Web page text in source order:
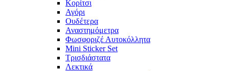
Κορίτσι
Αγόρι
Ουδέτερα
Αναστημόμετρα
Φωσφοριζέ Αυτοκόλλητα
Mini Sticker Set
Tρισδιάστατα
Λεκτικά